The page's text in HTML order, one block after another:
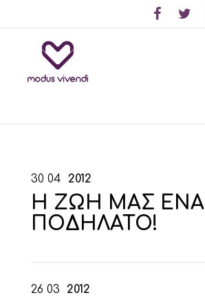
30 04 2012
Η ΖΩΗ ΜΑΣ ΕΝΑ
ΠΟΔΗΛΑΤΟ!
26 03 2012